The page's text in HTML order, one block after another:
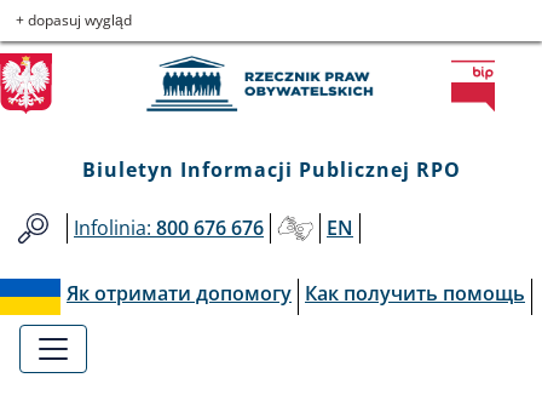
Przejdź
do
menu
głównego
Przejdź
do
treści
Przejdź
to
informacji
o
Przejdź
do
mapy
serwisu
Biuletyn
Informacji
Publicznej
RPO
+ dopasuj wygląd
Biuletyn Informacji Publicznej RPO
Infolinia: 800 676 676 EN
Як отримати допомогу Как получить помощь